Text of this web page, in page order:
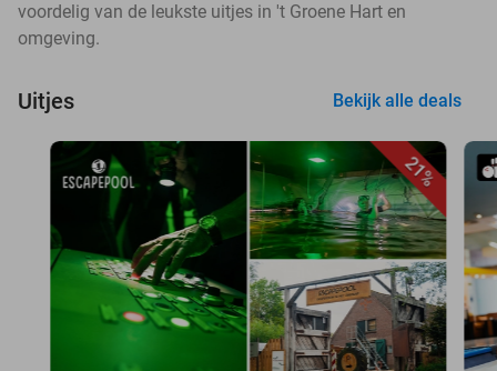
voordelig van de leukste uitjes in 't Groene Hart en
omgeving.
Uitjes Bekijk alle deals
21%